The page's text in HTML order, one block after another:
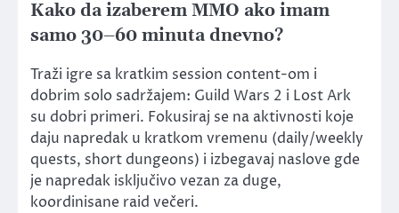
Kako da izaberem MMO ako imam
samo 30–60 minuta dnevno?
Traži igre sa kratkim session content-om i
dobrim solo sadržajem: Guild Wars 2 i Lost Ark
su dobri primeri. Fokusiraj se na aktivnosti koje
daju napredak u kratkom vremenu (daily/weekly
quests, short dungeons) i izbegavaj naslove gde
je napredak isključivo vezan za duge,
koordinisane raid večeri.